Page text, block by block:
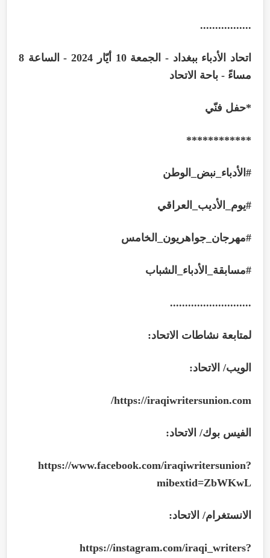
.................
اتحاد الأدباء ببغداد - الجمعة 10 أيّار 2024 - الساعة 8
مساءً - باحة الاتحاد
*حفل فنّي
************
# الأدباء_نبض_الوطن
#يوم_الأديب_العراقي
#مهرجان_جواهريون_الخامس
#مسابقة_الأدباء_الشباب
...........................
لمتابعة نشاطات الاتحاد:
الويب/ الاتحاد:
https://iraqiwritersunion.com/
الفيس بوك/ الاتحاد:
https://www.facebook.com/iraqiwritersunion?
mibextid=ZbWKwL
الانستغرام/ الاتحاد:
https://instagram.com/iraqi_writers?